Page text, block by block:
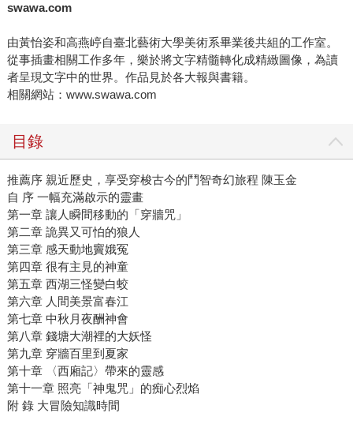
swawa.com
由黃怡姿和高燕嵉自臺北藝術大學美術系畢業後共組的工作室。
從事插畫相關工作多年，樂於將文字精髓轉化成精緻圖像，為讀
者呈現文字中的世界。作品見於各大報與書籍。
相關網站：www.swawa.com
目錄
推薦序 親近歷史，享受穿梭古今的鬥智奇幻旅程 陳玉金
自 序 一幅充滿啟示的靈畫
第一章 讓人瞬間移動的「穿牆咒」
第二章 詭異又可怕的狼人
第三章 感天動地竇娥冤
第四章 很有主見的神童
第五章 西湖三怪變白蛟
第六章 人間美景富春江
第七章 中秋月夜酬神會
第八章 錢塘大潮裡的大妖怪
第九章 穿牆百里到夏家
第十章 〈西廂記〉帶來的靈感
第十一章 照亮「神鬼咒」的痴心烈焰
附 錄 大冒險知識時間